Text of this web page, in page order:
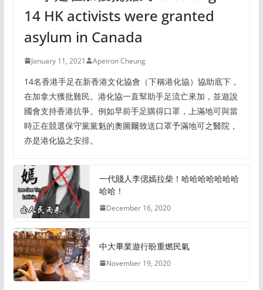
14 HK activists were granted
asylum in Canada
January 11, 2021 Apeiron Cheung
14名香港手足在新香港文化協會（下稱港化協）協助底下，
在加拿大獲批難民。港化協一直幫助手足流亡來加，並遊說
國會支持香港抗爭。例如早前手足購得口罩，上滿地可與當
時正在競選保守黨黨魁的奧圖爾致送口罩予滿地可之醫院，
亦是港化協之安排。
一代賤人李偲嫣拉柴！哈哈哈哈哈哈哈
哈哈！
December 16, 2020
中大畢業遊行盼重燃民氣
November 19, 2020